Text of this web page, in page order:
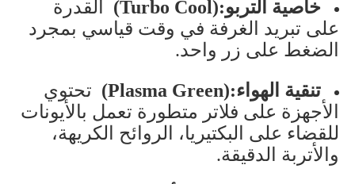
خاصية التربو(Turbo Cool):
القدرة
على تبريد الغرفة في وقت قياسي بمجرد
الضغط على زر واحد.
تنقية الهواء(Plasma Green): تحتوي
الأجهزة على فلاتر متطورة تعمل بالأيونات
للقضاء على البكتيريا، الروائح الكريهة،
والأتربة الدقيقة.